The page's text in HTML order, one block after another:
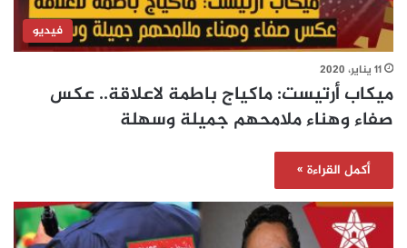
فيديو
11 يناير، 2020
ميكاب أرتيست: ماكياج باطمة لاعلاقة.. عكس
صفاء وهناء ملامحهم جميلة وسهلة
أكمل القراءة »